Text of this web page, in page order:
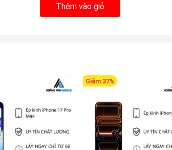
Thêm vào giỏ
Giảm 37%